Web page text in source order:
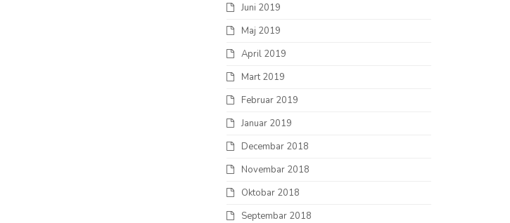
Juni 2019
Maj 2019
April 2019
Mart 2019
Februar 2019
Januar 2019
Decembar 2018
Novembar 2018
Oktobar 2018
Septembar 2018